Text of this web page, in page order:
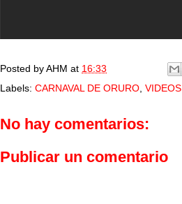
Posted byAHM at 16:33
Labels: CARNAVAL DE ORURO, VIDEOS
No hay comentarios:
Publicar un comentario